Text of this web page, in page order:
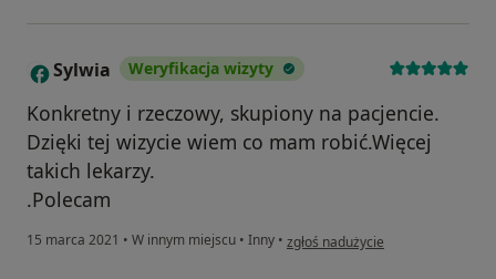
S Sylwia Weryfikacja wizyty
Konkretny i rzeczowy, skupiony na pacjencie.
Dzięki tej wizycie wiem co mam robić.Więcej
takich lekarzy.
.Polecam
15 marca 2021 • W innym miejscu • Inny • w opinii użytkownika Sylwia
zgłoś nadużycie